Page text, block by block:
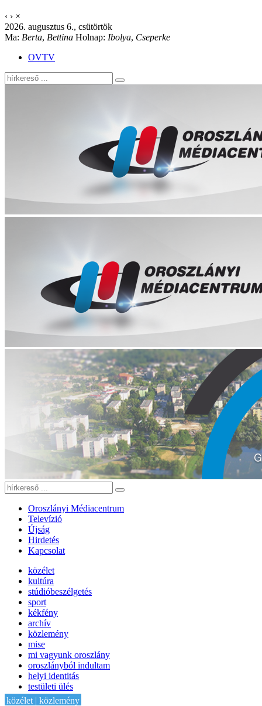
‹ › ×
2026. augusztus 6., csütörtök
Ma: Berta, Bettina Holnap: Ibolya, Cseperke
OVTV
Oroszlányi Médiacentrum
Televízió
Újság
Hirdetés
Kapcsolat
közélet
kultúra
stúdióbeszélgetés
sport
kékfény
archív
közlemény
mise
mi vagyunk oroszlány
oroszlányból indultam
helyi identitás
testületi ülés
IT-HON
közélet | közlemény